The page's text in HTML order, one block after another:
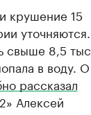
крушение 15
уточняются.
свыше 8,5 тыс.
в воду. О
рассказал
Алексей